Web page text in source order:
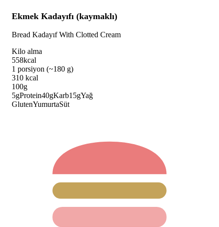
Ekmek Kadayıfı (kaymaklı)
Bread Kadayıf With Clotted Cream
Kilo alma
558kcal
1 porsiyon (~180 g)
310 kcal
100g
5gProtein40gKarb15gYağ
GlutenYumurtaSüt